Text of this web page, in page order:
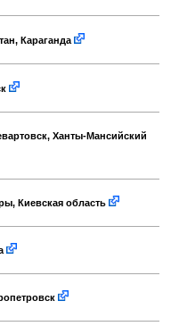
Караганда
Ханты-Мансийский
Киевская область